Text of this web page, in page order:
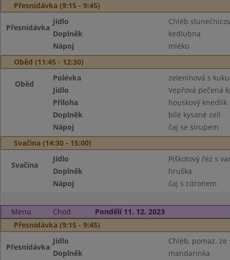
Přesnídávka (9:15 - 9:45)
Přesnídávka
Jídlo
Chléb
Doplněk
kedlubna
Nápoj
mléko
Oběd (11:45 - 12:30)
Oběd
Polévka
zeleninová s
Jídlo
Vepřová pečená
Příloha
houskový knedlík
Doplněk
bílé kysané zelí
Nápoj
čaj se sirupem
Svačina (14:30 - 15:00)
Svačina
Jídlo
Piškotový řez s
Doplněk
hruška
Nápoj
čaj s citronem
Menu Chod
Pondělí 11. 12. 2023
Přesnídávka (9:15 - 9:45)
Přesnídávka
Jídlo
Chléb, pomaz.
Doplněk
mandarinka